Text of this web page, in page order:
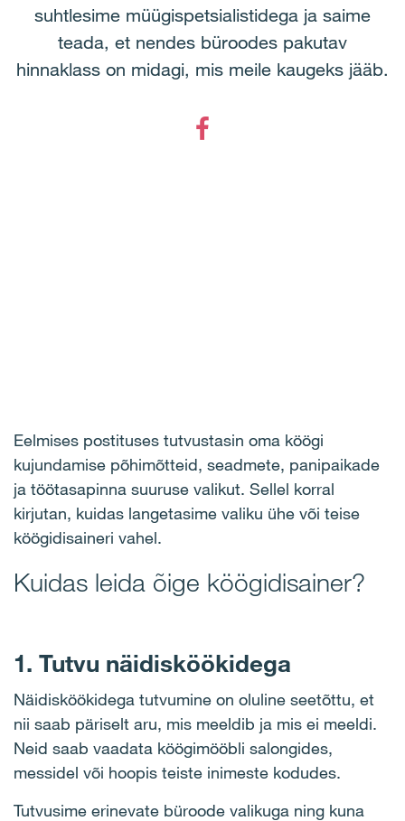
suhtlesime müügispetsialistidega ja saime
teada, et nendes büroodes pakutav
hinnaklass on midagi, mis meile kaugeks jääb.
Eelmises postituses tutvustasin oma köögi
kujundamise põhimõtteid, seadmete, panipaikade
ja töötasapinna suuruse valikut. Sellel korral
kirjutan, kuidas langetasime valiku ühe või teise
köögidisaineri vahel.
Kuidas leida õige köögidisainer?
1. Tutvu näidisköökidega
Näidisköökidega tutvumine on oluline seetõttu, et
nii saab päriselt aru, mis meeldib ja mis ei meeldi.
Neid saab vaadata köögimööbli salongides,
messidel või hoopis teiste inimeste kodudes.
Tutvusime erinevate büroode valikuga ning kuna